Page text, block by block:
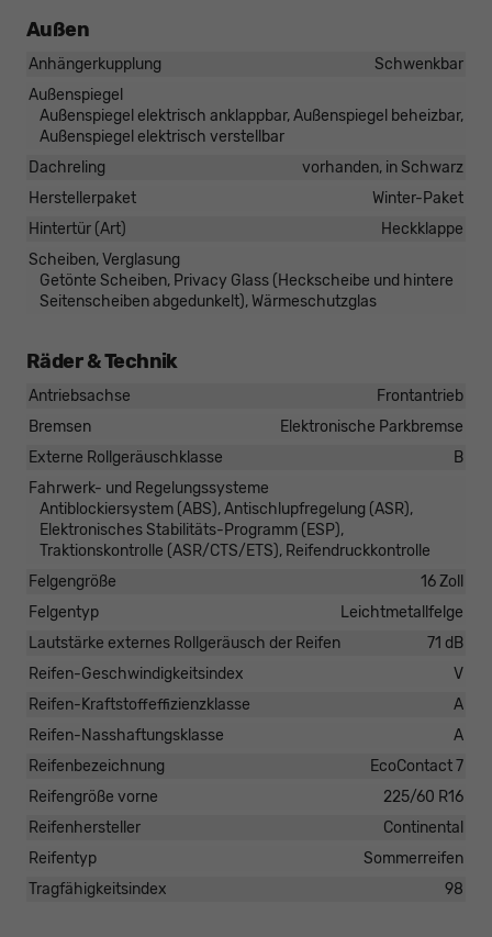
Außen
Anhängerkupplung
Schwenkbar
Außenspiegel
Außenspiegel elektrisch anklappbar, Außenspiegel beheizbar,
Außenspiegel elektrisch verstellbar
Dachreling
vorhanden, in Schwarz
Herstellerpaket
Winter-Paket
Hintertür (Art)
Heckklappe
Scheiben, Verglasung
Getönte Scheiben, Privacy Glass (Heckscheibe und hintere
Seitenscheiben abgedunkelt), Wärmeschutzglas
Räder & Technik
Antriebsachse
Frontantrieb
Bremsen
Elektronische Parkbremse
Externe Rollgeräuschklasse
B
Fahrwerk- und Regelungssysteme
Antiblockiersystem (ABS), Antischlupfregelung (ASR),
Elektronisches Stabilitäts-Programm (ESP),
Traktionskontrolle (ASR/CTS/ETS), Reifendruckkontrolle
Felgengröße
16 Zoll
Felgentyp
Leichtmetallfelge
Lautstärke externes Rollgeräusch der Reifen
71 dB
Reifen-Geschwindigkeitsindex
V
Reifen-Kraftstoffeffizienzklasse
A
Reifen-Nasshaftungsklasse
A
Reifenbezeichnung
EcoContact 7
Reifengröße vorne
225/60 R16
Reifenhersteller
Continental
Reifentyp
Sommerreifen
Tragfähigkeitsindex
98